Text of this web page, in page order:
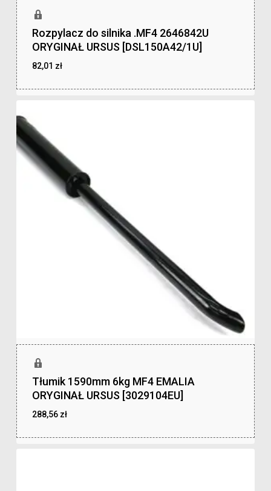
Rozpylacz do silnika .MF4 2646842U
ORYGINAŁ URSUS [DSL150A42/1U]
82,01 zł
Tłumik 1590mm 6kg MF4 EMALIA
ORYGINAŁ URSUS [3029104EU]
288,56 zł